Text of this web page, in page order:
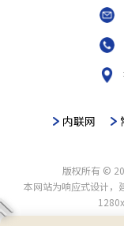
内联网
版权所有 ©
本网站为响应式设计，